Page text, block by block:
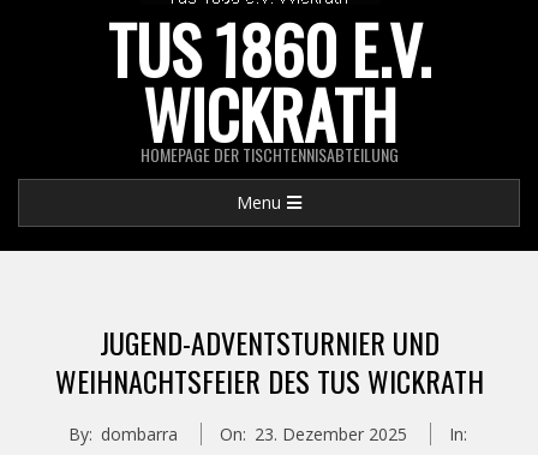
TUS 1860 E.V.
WICKRATH
HOMEPAGE DER TISCHTENNISABTEILUNG
Navigation
Menu
JUGEND-ADVENTSTURNIER UND
WEIHNACHTSFEIER DES TUS WICKRATH
By: dombarra On: 23. Dezember 2025
In: